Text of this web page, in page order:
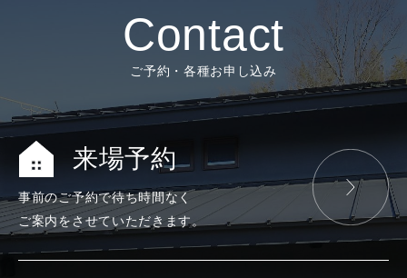
Contact
ご予約・各種お申し込み
来場予約
事前のご予約で待ち時間なく
ご案内をさせていただきます。